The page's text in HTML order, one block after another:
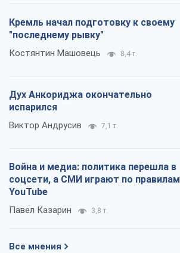
Кремль начал подготовку к своему
"последнему рывку"
Костянтин Машовець 8,4 т.
Дух Анкориджа окончательно
испарился
Виктор Андрусив 7,1 т.
Война и медиа: политика перешла в
соцсети, а СМИ играют по правилам
YouTube
Павел Казарин 3,8 т.
Все мнения